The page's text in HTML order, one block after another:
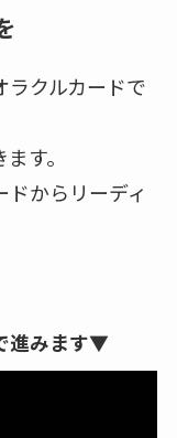
クルカードで
す。
からリーディ
進みます▼